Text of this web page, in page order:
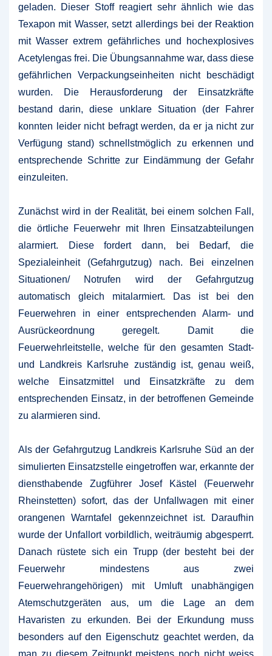
geladen. Dieser Stoff reagiert sehr ähnlich wie das
Texapon mit Wasser, setzt allerdings bei der Reaktion
mit Wasser extrem gefährliches und hochexplosives
Acetylengas frei. Die Übungsannahme war, dass diese
gefährlichen Verpackungseinheiten nicht beschädigt
wurden. Die Herausforderung der Einsatzkräfte
bestand darin, diese unklare Situation (der Fahrer
konnten leider nicht befragt werden, da er ja nicht zur
Verfügung stand) schnellstmöglich zu erkennen und
entsprechende Schritte zur Eindämmung der Gefahr
einzuleiten.
Zunächst wird in der Realität, bei einem solchen Fall,
die örtliche Feuerwehr mit Ihren Einsatzabteilungen
alarmiert. Diese fordert dann, bei Bedarf, die
Spezialeinheit (Gefahrgutzug) nach. Bei einzelnen
Situationen/ Notrufen wird der Gefahrgutzug
automatisch gleich mitalarmiert. Das ist bei den
Feuerwehren in einer entsprechenden Alarm- und
Ausrückeordnung geregelt. Damit die
Feuerwehrleitstelle, welche für den gesamten Stadt-
und Landkreis Karlsruhe zuständig ist, genau weiß,
welche Einsatzmittel und Einsatzkräfte zu dem
entsprechenden Einsatz, in der betroffenen Gemeinde
zu alarmieren sind.
Als der Gefahrgutzug Landkreis Karlsruhe Süd an der
simulierten Einsatzstelle eingetroffen war, erkannte der
diensthabende Zugführer Josef Kästel (Feuerwehr
Rheinstetten) sofort, das der Unfallwagen mit einer
orangenen Warntafel gekennzeichnet ist. Daraufhin
wurde der Unfallort vorbildlich, weiträumig abgesperrt.
Danach rüstete sich ein Trupp (der besteht bei der
Feuerwehr mindestens aus zwei
Feuerwehrangehörigen) mit Umluft unabhängigen
Atemschutzgeräten aus, um die Lage an dem
Havaristen zu erkunden. Bei der Erkundung muss
besonders auf den Eigenschutz geachtet werden, da